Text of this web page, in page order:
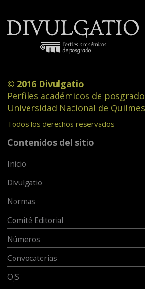
© 2016 Divulgatio
Perfiles académicos de posgrado
Universidad Nacional de Quilmes
Todos los derechos reservados
Contenidos del sitio
Inicio
Divulgatio
Normas
Comité Editorial
Números
Convocatorias
OJS